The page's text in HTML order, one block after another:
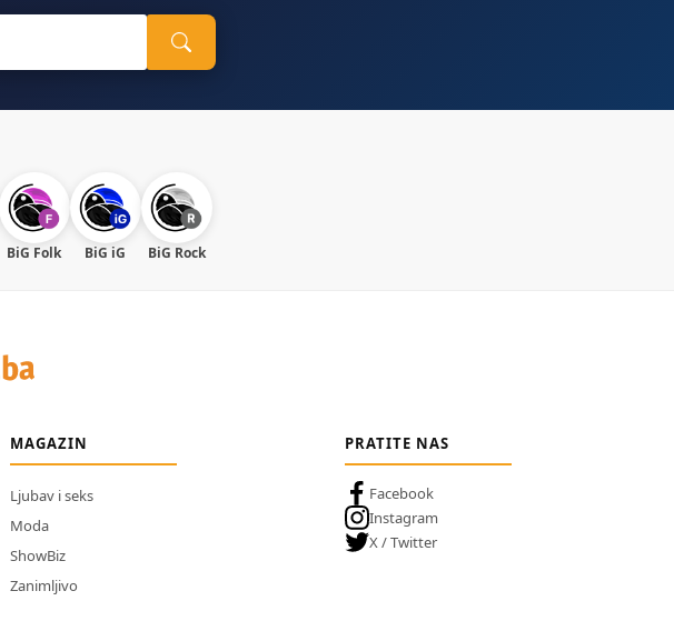
BiG Folk BiG iG BiG Rock
MAGAZIN
Ljubav i seks
Moda
ShowBiz
Zanimljivo
PRATITE NAS
Facebook
Instagram
X / Twitter